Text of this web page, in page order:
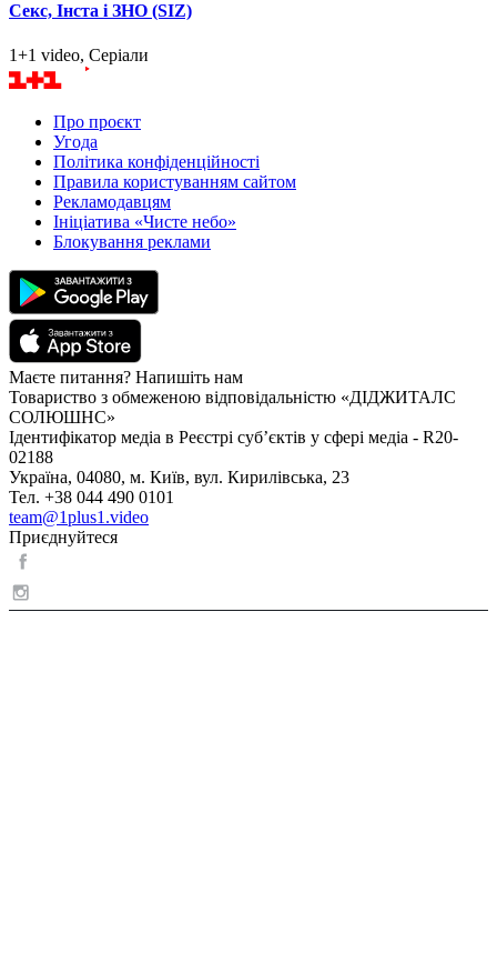
Секс, Інста і ЗНО (SIZ)
1+1 video, Серіали
Про проєкт
Угода
Політика конфіденційності
Правила користуванням сайтом
Рекламодавцям
Ініціатива «Чисте небо»
Блокування реклами
Маєте питання? Напишіть нам
Товариство з обмеженою відповідальністю «ДІДЖИТАЛС
СОЛЮШНС»
Ідентифікатор медіа в Реєстрі суб’єктів у сфері медіа - R20-
02188
Україна, 04080, м. Київ, вул. Кирилівська, 23
Тел. +38 044 490 0101
team@1plus1.video
Приєднуйтеся